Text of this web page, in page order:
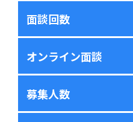
面談回数
オンライン面談
募集人数